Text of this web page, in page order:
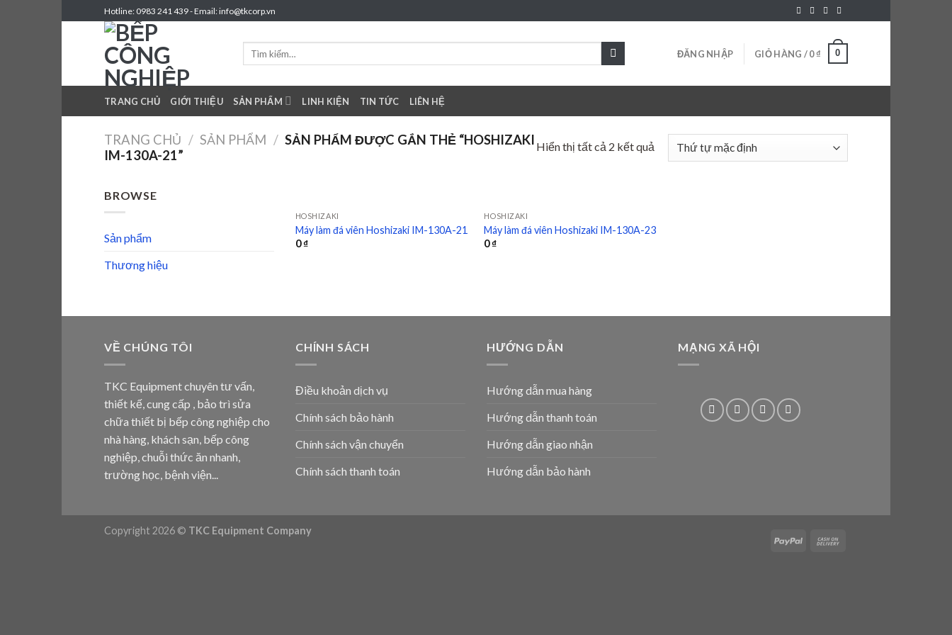
to
Hotline: 0983 241 439 - Email: info@tkcorp.vn
ĐĂNG NHẬP GIỎ HÀNG /0₫ 0
TRANG CHỦ GIỚI THIỆU SẢN PHẨM LINH KIỆN TIN TỨC LIÊN HỆ
TRANG CHỦ / SẢN PHẨM / SẢN PHẨM ĐƯỢC GẮN THẺ “HOSHIZAKI
IM-130A-21”
Hiển thị tất cả 2 kết quả
BROWSE
Sản phẩm
Thương hiệu
HOSHIZAKI
Máy làm đá viên Hoshizaki IM-130A-21
0₫
HOSHIZAKI
Máy làm đá viên Hoshizaki IM-130A-23
0₫
VỀ CHÚNG TÔI
TKC Equipment chuyên tư vấn,
thiết kế, cung cấp , bảo trì sửa
chữa thiết bị bếp công nghiệp cho
nhà hàng, khách sạn, bếp công
nghiệp, chuỗi thức ăn nhanh,
trường học, bệnh viện...
CHÍNH SÁCH
Điều khoản dịch vụ
Chính sách bảo hành
Chính sách vận chuyển
Chính sách thanh toán
HƯỚNG DẪN
Hướng dẫn mua hàng
Hướng dẫn thanh toán
Hướng dẫn giao nhận
Hướng dẫn bảo hành
MẠNG XÃ HỘI
Copyright 2026 © TKC Equipment Company